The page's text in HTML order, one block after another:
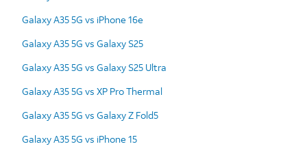
Galaxy A35 5G vs iPhone 16e
Galaxy A35 5G vs Galaxy S25
Galaxy A35 5G vs Galaxy S25 Ultra
Galaxy A35 5G vs XP Pro Thermal
Galaxy A35 5G vs Galaxy Z Fold5
Galaxy A35 5G vs iPhone 15